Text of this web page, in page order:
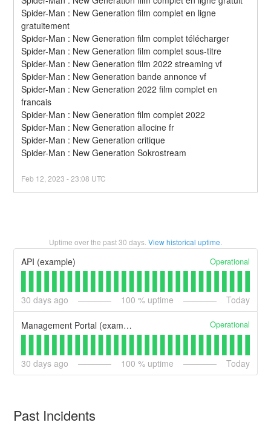
Spider-Man : New Generation film complet en ligne
gratuitement
Spider-Man : New Generation film complet télécharger
Spider-Man : New Generation film complet sous-titre
Spider-Man : New Generation film 2022 streaming vf
Spider-Man : New Generation bande annonce vf
Spider-Man : New Generation 2022 film complet en
francais
Spider-Man : New Generation film complet 2022
Spider-Man : New Generation allocine fr
Spider-Man : New Generation critique
Spider-Man : New Generation Sokrostream
Feb 12 ,2023 -23:08 UTC
Uptime over the past30 days. View historical uptime.
API (example) Operational
30 days ago 100 % uptime Today
Management Portal (example) Operational
30 days ago 100 % uptime Today
Past Incidents